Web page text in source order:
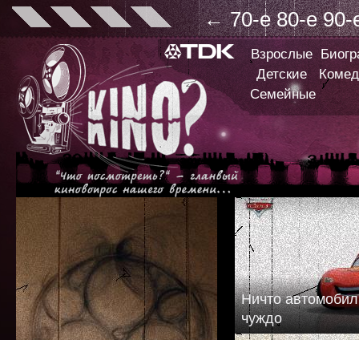
← 70-е 80-е 90-
Взрослые
Детские
Семейные
Ничто
чуждо